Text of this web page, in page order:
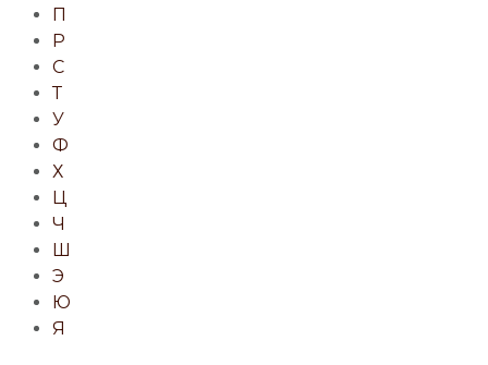
П
Р
С
Т
У
Ф
Х
Ц
Ч
Ш
Э
Ю
Я